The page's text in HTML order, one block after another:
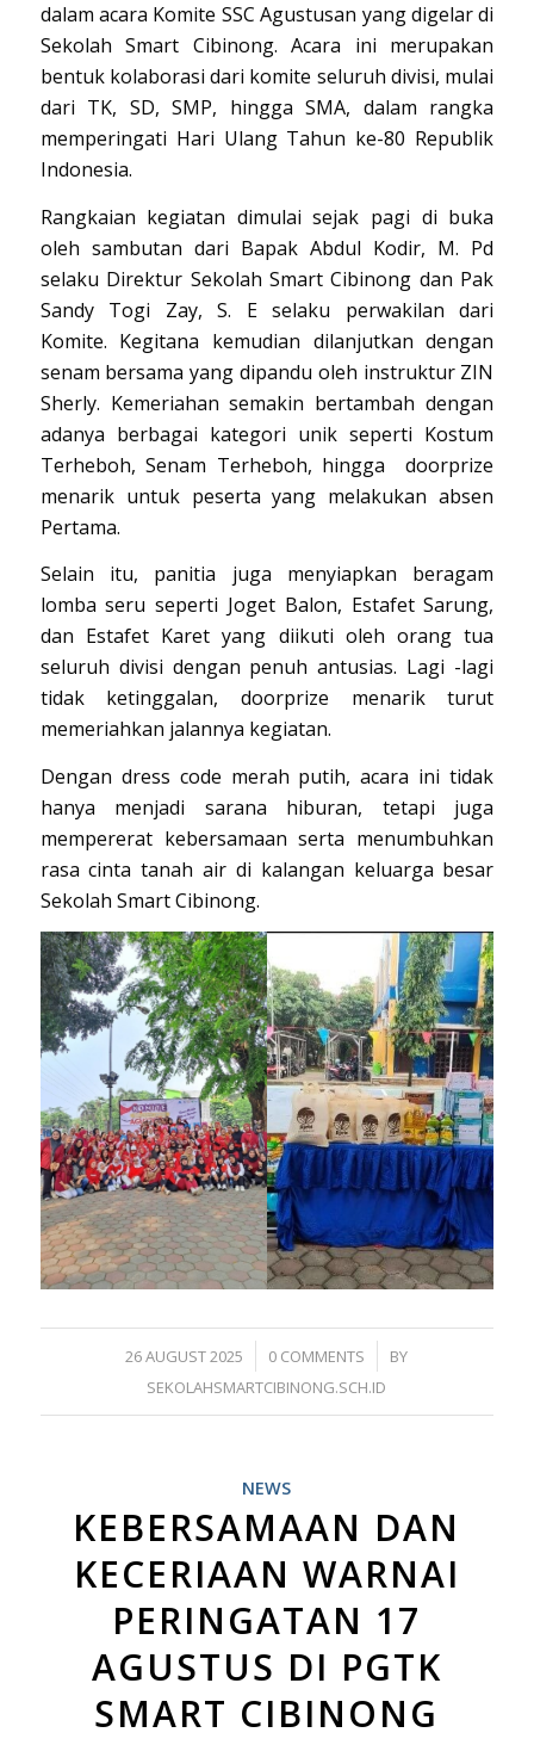
dalam acara Komite SSC Agustusan yang digelar di
Sekolah Smart Cibinong. Acara ini merupakan
bentuk kolaborasi dari komite seluruh divisi, mulai
dari TK, SD, SMP, hingga SMA, dalam rangka
memperingati Hari Ulang Tahun ke-80 Republik
Indonesia.
Rangkaian kegiatan dimulai sejak pagi di buka
oleh sambutan dari Bapak Abdul Kodir, M. Pd
selaku Direktur Sekolah Smart Cibinong dan Pak
Sandy Togi Zay, S. E selaku perwakilan dari
Komite. Kegitana kemudian dilanjutkan dengan
senam bersama yang dipandu oleh instruktur ZIN
Sherly. Kemeriahan semakin bertambah dengan
adanya berbagai kategori unik seperti Kostum
Terheboh, Senam Terheboh, hingga doorprize
menarik untuk peserta yang melakukan absen
Pertama.
Selain itu, panitia juga menyiapkan beragam
lomba seru seperti Joget Balon, Estafet Sarung,
dan Estafet Karet yang diikuti oleh orang tua
seluruh divisi dengan penuh antusias. Lagi -lagi
tidak ketinggalan, doorprize menarik turut
memeriahkan jalannya kegiatan.
Dengan dress code merah putih, acara ini tidak
hanya menjadi sarana hiburan, tetapi juga
mempererat kebersamaan serta menumbuhkan
rasa cinta tanah air di kalangan keluarga besar
Sekolah Smart Cibinong.
26 AUGUST 2025
/ 0 COMMENTS
/
BY
SEKOLAHSMARTCIBINONG.SCH.ID
NEWS
KEBERSAMAAN DAN
KECERIAAN WARNAI
PERINGATAN 17
AGUSTUS DI PGTK
SMART CIBINONG